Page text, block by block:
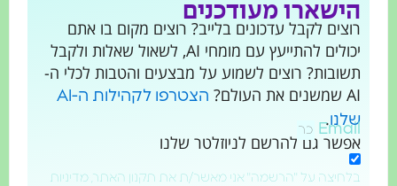
הישארו מעודכנים
רוצים לקבל עדכונים בלייב? רוצים מקום בו אתם
יכולים להתייעץ עם מומחי AI, לשאול שאלות ולקבל
תשובות? רוצים לשמוע על מבצעים והטבות לכלי ה-
הצטרפו לקהילות ה-AI
שלנו.
אפשר גם להרשם לניוזלטר שלנו
Email
בלחיצה על "הרשמה" אני מאשר/ת את תקנון האתר, מדיניות